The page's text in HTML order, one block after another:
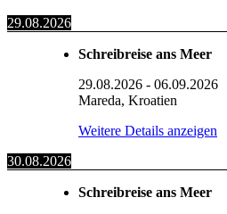
29.08.2026
Schreibreise ans Meer
29.08.2026 - 06.09.2026
Mareda, Kroatien
Weitere Details anzeigen
30.08.2026
Schreibreise ans Meer